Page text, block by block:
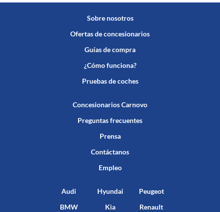
Sobre nosotros
Ofertas de concesionarios
Guías de compra
¿Cómo funciona?
Pruebas de coches
Concesionarios Carnovo
Preguntas frecuentes
Prensa
Contáctanos
Empleo
Audi
BMW
Hyundai
Kia
Peugeot
Renault